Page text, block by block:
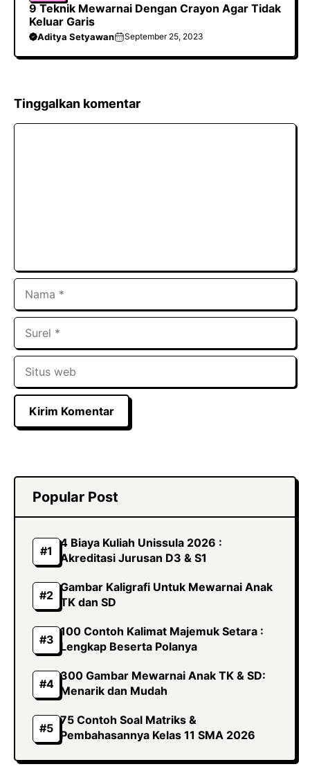
9 Teknik Mewarnai Dengan Crayon Agar Tidak
Keluar Garis
Aditya Setyawan September 25, 2023
Tinggalkan komentar
Komentar
Nama
Surel
Situs
web
Popular Post
4 Biaya Kuliah Unissula 2026 :
Akreditasi Jurusan D3 & S1
Gambar Kaligrafi Untuk Mewarnai Anak
TK dan SD
100 Contoh Kalimat Majemuk Setara :
Lengkap Beserta Polanya
300 Gambar Mewarnai Anak TK & SD:
Menarik dan Mudah
75 Contoh Soal Matriks &
Pembahasannya Kelas 11 SMA 2026